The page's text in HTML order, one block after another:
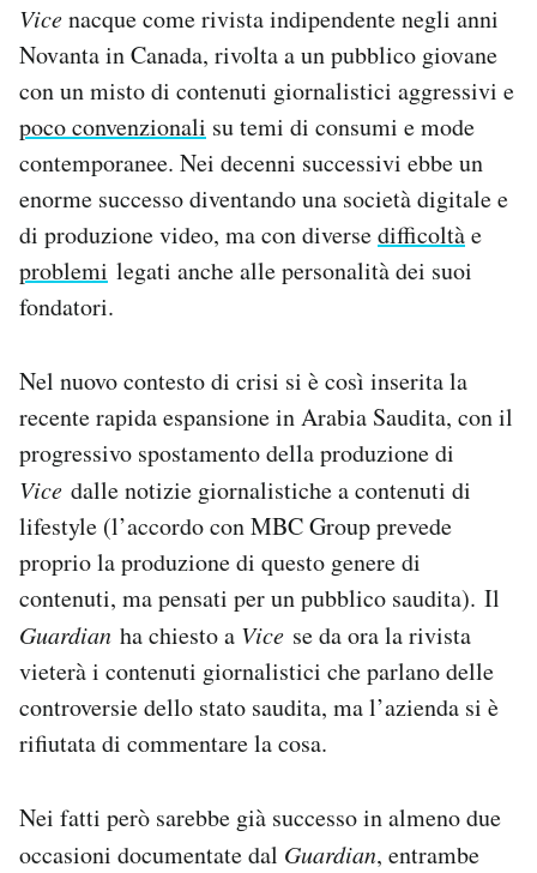
Vicenacque come rivista indipendente negli anni
Novanta in Canada, rivolta a un pubblico giovane
con un misto di contenuti giornalistici aggressivi e
poco convenzionali su temi di consumi e mode
contemporanee. Nei decenni successivi ebbe un
enorme successo diventando una società digitale e
di produzione video, ma con diversedifficoltàe
problemi legati anche alle personalità dei suoi
fondatori.
Nel nuovo contesto di crisi si è così inserita la
recente rapida espansione in Arabia Saudita, con il
progressivo spostamento della produzione di
Vice dalle notizie giornalistiche a contenuti di
lifestyle (l’accordo con MBC Group prevede
proprio la produzione di questo genere di
contenuti, ma pensati per un pubblico saudita). Il
Guardian ha chiesto a Vice se da ora la rivista
vieterà i contenuti giornalistici che parlano delle
controversie dello stato saudita, ma l’azienda si è
rifiutata di commentare la cosa.
Nei fatti però sarebbe già successo in almeno due
occasioni documentate dal Guardian, entrambe